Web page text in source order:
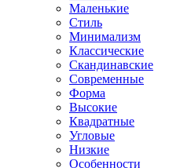
Маленькие
Стиль
Минимализм
Классические
Скандинавские
Современные
Форма
Высокие
Квадратные
Угловые
Низкие
Особенности